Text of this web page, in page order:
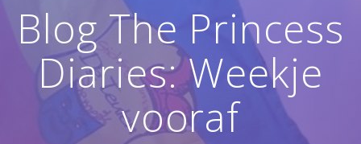
Blog The Princess
Diaries: Weekje
vooraf